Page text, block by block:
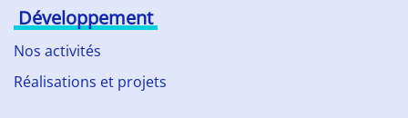
Développement
Nos activités
Réalisations et projets